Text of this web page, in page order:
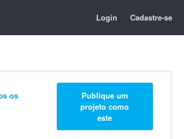
Login Cadastre-se
os
Publique um
projeto como
este